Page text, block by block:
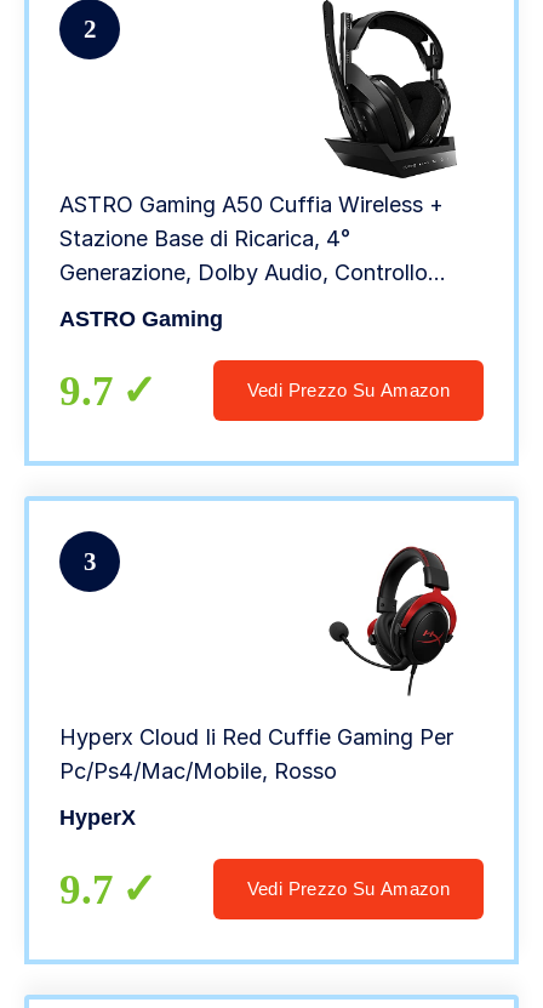
2
ASTRO Gaming A50 Cuffia Wireless +
Stazione Base di Ricarica, 4°
Generazione, Dolby Audio, Controllo
Equilibrio Gioco/Voce, 2.4 GHz Wireless,
15 m di portata per PS5, PS4, PC, Mac,
Nero/Argento
ASTRO Gaming
9.7 Vedi Prezzo Su Amazon
3
Hyperx Cloud Ii Red Cuffie Gaming Per
Pc/Ps4/Mac/Mobile, Rosso
HyperX
9.7 Vedi Prezzo Su Amazon